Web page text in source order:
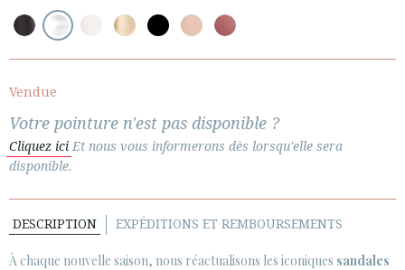
· POLITIQUE DE CONFIDENTIALITÉ
· TERMES ET CONDITIONS
· INFORMATION LÉGALE
     
Vendue
Votre pointure n'est pas disponible ?
Cliquez ici Et nous vous informerons dès lorsqu'elle sera
disponible.
DESCRIPTION EXPÉDITIONS ET REMBOURSEMENTS
À chaque nouvelle saison, nous réactualisons les iconiques sandales